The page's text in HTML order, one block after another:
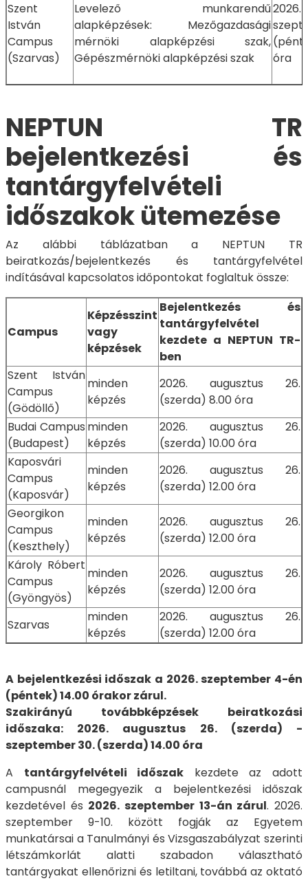
Szent
István
Campus
(Szarvas)
Levelező munkarendű
alapképzések: Mezőgazdasági
mérnöki alapképzési szak,
Gépészmérnöki alapképzési szak
2026.
óra
NEPTUN TR
bejelentkezési és
tantárgyfelvételi
időszakok ütemezése
Az alábbi táblázatban a NEPTUN TR
beiratkozás/bejelentkezés és tantárgyfelvétel
indításával kapcsolatos időpontokat foglaltuk össze:
Campus
Képzésszint
vagy
képzések
Bejelentkezés és
tantárgyfelvétel
kezdete a NEPTUN TR-
ben
Szent István
Campus
(Gödöllő)
minden
képzés
2026. augusztus 26.
(szerda) 8.00 óra
Budai Campus
(Budapest)
minden
képzés
2026. augusztus 26.
(szerda) 10.00 óra
Kaposvári
Campus
(Kaposvár)
minden
képzés
2026. augusztus 26.
(szerda) 12.00 óra
Georgikon
Campus
(Keszthely)
minden
képzés
2026. augusztus 26.
(szerda) 12.00 óra
Károly Róbert
Campus
(Gyöngyös)
minden
képzés
2026. augusztus 26.
(szerda) 12.00 óra
Szarvas
minden
képzés
2026. augusztus 26.
(szerda) 12.00 óra
A bejelentkezési időszak a 2026. szeptember 4-én
(péntek) 14.00 órakor zárul.
Szakirányú továbbképzések beiratkozási
időszaka: 2026. augusztus 26. (szerda) -
szeptember 30. (szerda) 14.00 óra
A tantárgyfelvételi időszak kezdete az adott
campusnál megegyezik a bejelentkezési időszak
kezdetével és 2026. szeptember 13-án zárul. 2026.
szeptember 9-10. között fogják az Egyetem
munkatársai a Tanulmányi és Vizsgaszabályzat szerinti
létszámkorlát alatti szabadon választható
tantárgyakat ellenőrizni és letiltani, továbbá az oktató